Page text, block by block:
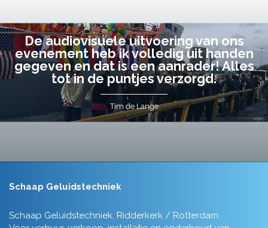
De audiovisuele uitvoering van ons
evenement heb ik volledig uit handen
gegeven en dat is een aanrader! Alles
tot in de puntjes verzorgd.
Tim de Lange
Schaap Geluidstechniek
Schaap Geluidstechniek, Ridderkerk / Rotterdam.